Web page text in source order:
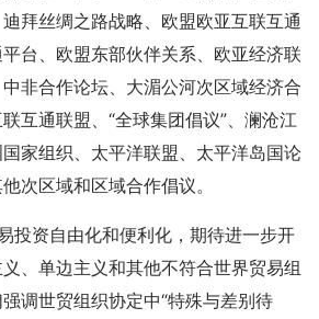
拜丝绸之路战略、欧盟欧亚互联互通
台、欧盟东部伙伴关系、欧亚经济联
非合作论坛、大湄公河次区域经济合
互通联盟、“全球集团倡议”、澜沧江
家组织、太平洋联盟、太平洋岛国论
次区域和区域合作倡议。
投资自由化和便利化，期待进一步开
、单边主义和其他不符合世界贸易组
调世贸组织协定中“特殊与差别待